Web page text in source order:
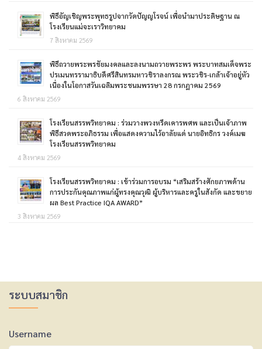
พิธีอัญเชิญพระพุทธรูปจากวัดปัญญโรจน์ เพื่อนำมาประดิษฐาน ณ
โรงเรียนแม่จะเราวิทยาคม
7 สิงหาคม 2569
พิธีถวายพระพรชัยมงคลและลงนามถวายพระพร พระบาทสมเด็จพระ
ปรเมนทรรามาธิบดีศรีสินทรมหาวชิราลงกรณ พระวชิร-เกล้าเจ้าอยู่หัว
เนื่องในโอกาสวันเฉลิมพระชนมพรรษา 28 กรกฎาคม 2569
6 สิงหาคม 2569
โรงเรียนสรรพวิทยาคม : ร่วมวางพวงหรีดเคารพศพ และเป็นเจ้าภาพ
พิธีสวดพระอภิธรรม เพื่อแสดงความไว้อาลัยแด่ นายอิทธิกร วงค์เมฆ
โรงเรียนสรรพวิทยาคม
4 สิงหาคม 2569
โรงเรียนสรรพวิทยาคม : เข้าร่วมการอบรม “เสริมสร้างศักยภาพด้าน
การประกันคุณภาพแก่ผู้ทรงคุณวุฒิ ผู้บริหารและครูในสังกัด และขยาย
ผล Best Practice IQA AWARD”
3 สิงหาคม 2569
ระบบสมาชิก
Username